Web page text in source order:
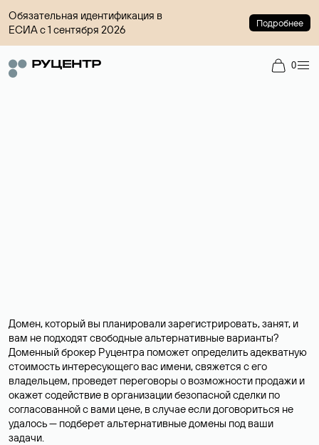
Обязательная идентификация в
ЕСИА с 1 сентября 2026
Подробнее
0
Домен, который вы планировали зарегистрировать, занят, и
вам не подходят свободные альтернативные варианты?
Доменный брокер Руцентра поможет определить адекватную
стоимость интересующего вас имени, свяжется с его
владельцем, проведет переговоры о возможности продажи и
окажет содействие в организации безопасной сделки по
согласованной с вами цене, в случае если договориться не
удалось — подберет альтернативные домены под ваши
задачи.